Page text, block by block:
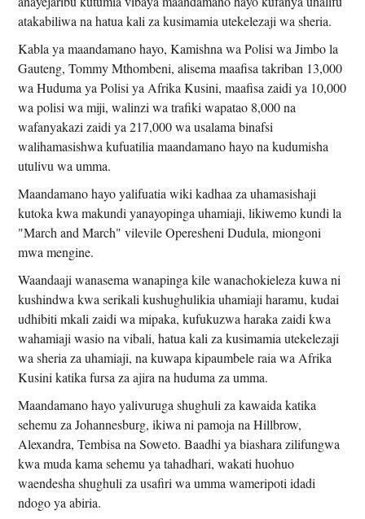
atakabiliwa na hatua kali za kusimamia utekelezaji wa sheria.
Kabla ya maandamano hayo, Kamishna wa Polisi wa Jimbo la
Gauteng, Tommy Mthombeni, alisema maafisa takriban 13,000
wa Huduma ya Polisi ya Afrika Kusini, maafisa zaidi ya 10,000
wa polisi wa miji, walinzi wa trafiki wapatao 8,000 na
wafanyakazi zaidi ya 217,000 wa usalama binafsi
walihamasishwa kufuatilia maandamano hayo na kudumisha
utulivu wa umma.
Maandamano hayo yalifuatia wiki kadhaa za uhamasishaji
kutoka kwa makundi yanayopinga uhamiaji, likiwemo kundi la
"March and March" vilevile Operesheni Dudula, miongoni
mwa mengine.
Waandaaji wanasema wanapinga kile wanachokieleza kuwa ni
kushindwa kwa serikali kushughulikia uhamiaji haramu, kudai
udhibiti mkali zaidi wa mipaka, kufukuzwa haraka zaidi kwa
wahamiaji wasio na vibali, hatua kali za kusimamia utekelezaji
wa sheria za uhamiaji, na kuwapa kipaumbele raia wa Afrika
Kusini katika fursa za ajira na huduma za umma.
Maandamano hayo yalivuruga shughuli za kawaida katika
sehemu za Johannesburg, ikiwa ni pamoja na Hillbrow,
Alexandra, Tembisa na Soweto. Baadhi ya biashara zilifungwa
kwa muda kama sehemu ya tahadhari, wakati huohuo
waendesha shughuli za usafiri wa umma wameripoti idadi
ndogo ya abiria.